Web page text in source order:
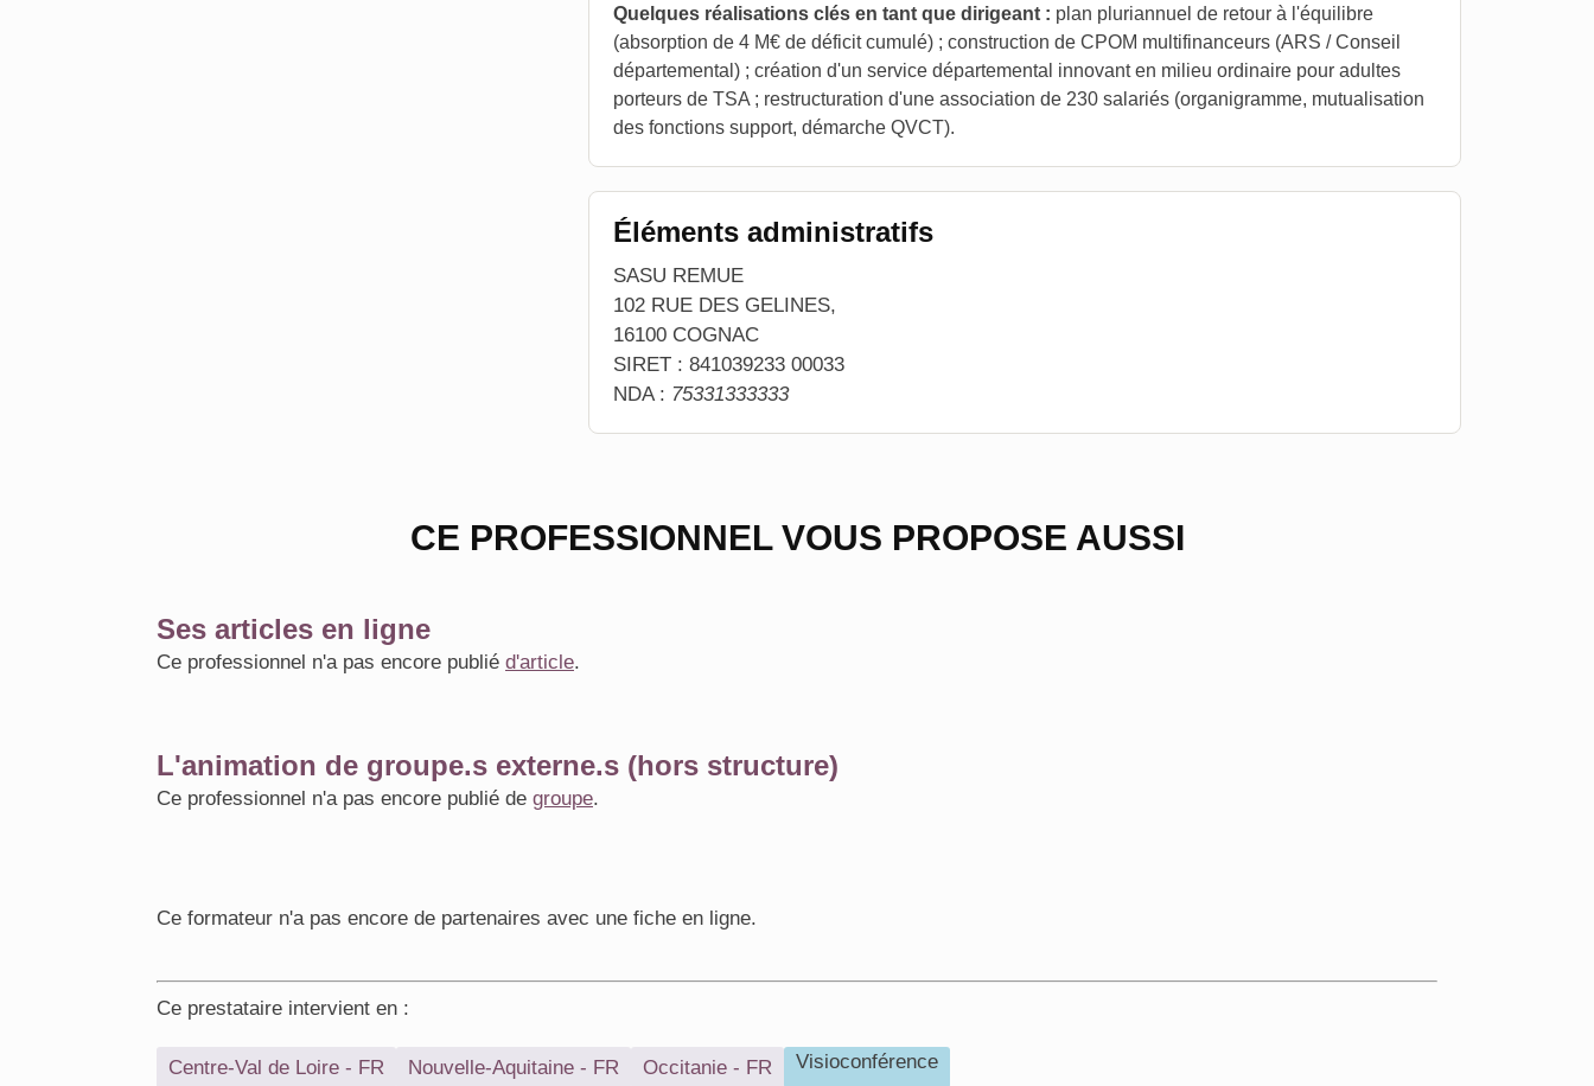
Quelques réalisations clés en tant que dirigeant : plan pluriannuel de retour à l'équilibre
(absorption de 4 M€ de déficit cumulé) ; construction de CPOM multifinanceurs (ARS / Conseil
départemental) ; création d'un service départemental innovant en milieu ordinaire pour adultes
porteurs de TSA ; restructuration d'une association de 230 salariés (organigramme, mutualisation
des fonctions support, démarche QVCT).
Éléments administratifs
SASU REMUE
102 RUE DES GELINES,
16100 COGNAC
SIRET : 841039233 00033
NDA : 75331333333
CE PROFESSIONNEL VOUS PROPOSE AUSSI
Ses articles en ligne
Ce professionnel n'a pas encore publié d'article.
L'animation de groupe.s externe.s (hors structure)
Ce professionnel n'a pas encore publié de groupe.
Ce formateur n'a pas encore de partenaires avec une fiche en ligne.
Ce prestataire intervient en :
Centre-Val de Loire - FR Nouvelle-Aquitaine - FR Occitanie - FR Visioconférence